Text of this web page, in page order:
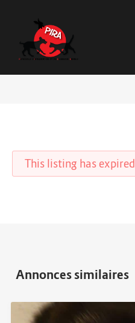
This listing has expired